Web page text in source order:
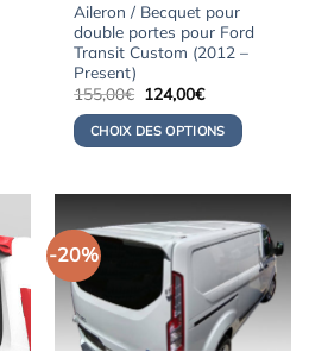
Aileron / Becquet pour
double portes pour Ford
Transit Custom (2012 –
Present)
155,00€ Le
initial
était :
155,00€.
124,00€Le
actuel
est :
124,00€.
CHOIX DES OPTIONS
-20%